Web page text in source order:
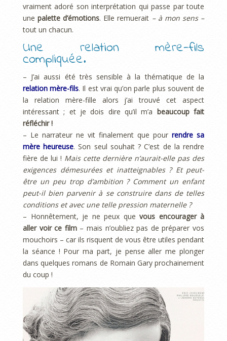
vraiment adoré son interprétation qui passe par toute
unepalette d’émotions. Elle remuerait – à mon sens –
tout un chacun.
Une relation mère-fils
compliquée.
– J’ai aussi été très sensible à la thématique de la
relation mère-fils. Il est vrai qu’on parle plus souvent de
la relation mère-fille alors j’ai trouvé cet aspect
intéressant ; et je dois dire qu’il m’a beaucoup fait
réfléchir !
– Le narrateur ne vit finalement que pour rendre sa
mère heureuse. Son seul souhait ? C’est de la rendre
fière de lui ! Mais cette dernière n’aurait-elle pas des
exigences démesurées et inatteignables ? Et peut-
être un peu trop d’ambition ? Comment un enfant
peut-il bien parvenir à se construire dans de telles
conditions et avec une telle pression maternelle ?
– Honnêtement, je ne peux que vous encourager à
aller voir ce film– mais n’oubliez pas de préparer vos
mouchoirs – car ils risquent de vous être utiles pendant
la séance ! Pour ma part, je pense aller me plonger
dans quelques romans de Romain Gary prochainement
du coup !